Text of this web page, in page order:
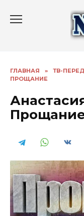
ГЛАВНАЯ » ТВ-
ПРОЩАНИЕ